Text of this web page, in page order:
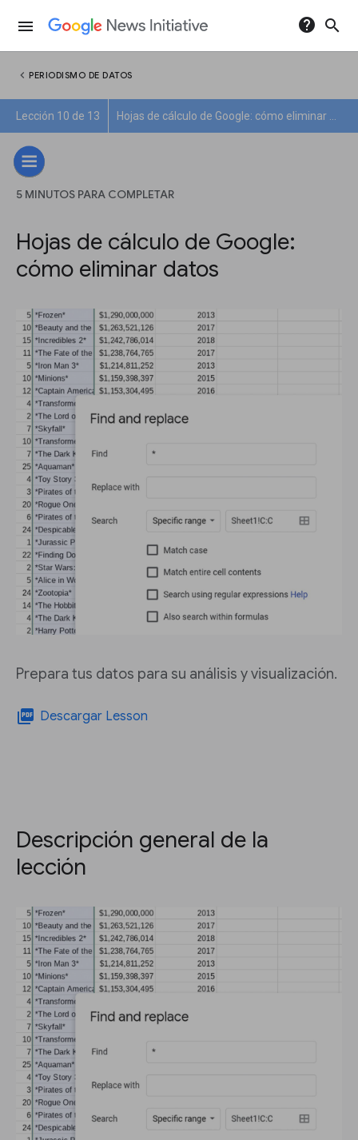
menu help search
chevron_left PERIODISMO DE DATOS
Lección 10 de 13
5 MINUTOS PARA COMPLETAR
Hojas de cálculo de Google:
cómo eliminar datos
Prepara tus datos para su análisis y visualización.
picture_as_pdf Descargar Lesson
Descripción general de la
lección